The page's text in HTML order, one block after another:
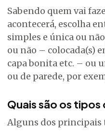
Sabendo quem vai
acontecerá, escolha
simples e única ou
ou não – colocada(s)
capa bonita etc. – ou
ou de parede, por
Quais são os
Alguns dos principais